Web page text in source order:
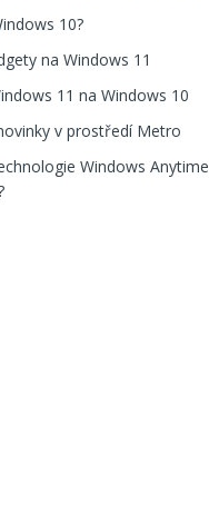
10?
na Windows 11
11 na Windows 10
v prostředí Metro
Windows Anytime